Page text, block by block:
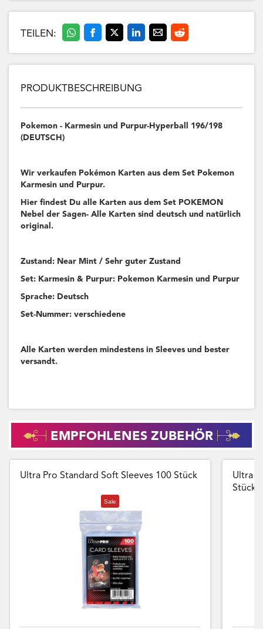
TEILEN:
PRODUKTBESCHREIBUNG
Pokemon - Karmesin und Purpur-Hyperball 196/198
(DEUTSCH)
Wir verkaufen Pokémon Karten aus dem Set Pokemon
Karmesin und Purpur.
Hier findest Du alle Karten aus dem Set POKEMON
Nebel der Sagen- Alle Karten sind deutsch und natürlich
original.
Zustand: Near Mint / Sehr guter Zustand
Set: Karmesin & Purpur: Pokemon Karmesin und Purpur
Sprache: Deutsch
Set-Nummer: verschiedene
Alle Karten werden mindestens in Sleeves und bester
versandt.
EMPFOHLENES ZUBEHÖR
Ultra Pro Standard Soft Sleeves 100 Stück
Sale
Ultra
Stück